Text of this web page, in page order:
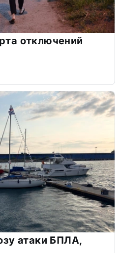
отключений
атаки БПЛА,